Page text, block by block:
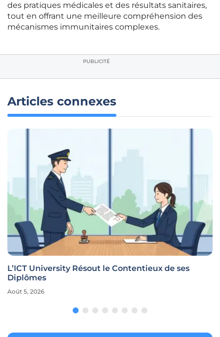
des pratiques médicales et des résultats sanitaires,
tout en offrant une meilleure compréhension des
mécanismes immunitaires complexes.
PUBLICITÉ
Articles connexes
L’ICT University Résout le Contentieux de ses
Diplômes
Août 5, 2026